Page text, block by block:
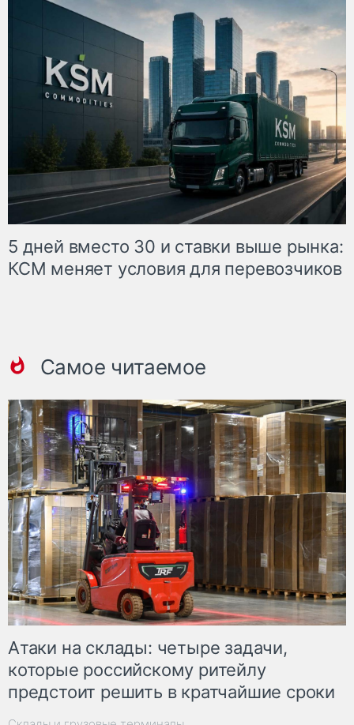
5 дней вместо 30 и ставки выше рынка:
КСМ меняет условия для перевозчиков
Самое читаемое
Атаки на склады: четыре задачи,
которые российскому ритейлу
предстоит решить в кратчайшие сроки